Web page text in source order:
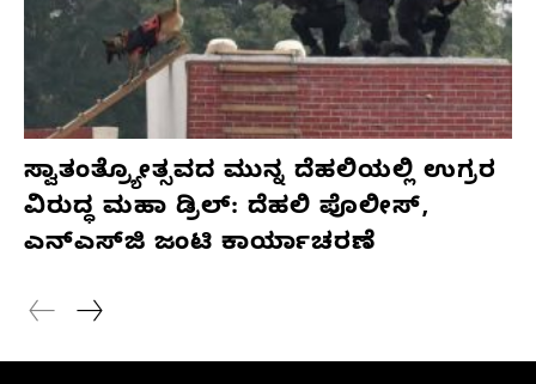
ಸ್ವಾತಂತ್ರ್ಯೋತ್ಸವದ ಮುನ್ನ ದೆಹಲಿಯಲ್ಲಿ ಉಗ್ರರ
ವಿರುದ್ಧ ಮಹಾ ಡ್ರಿಲ್: ದೆಹಲಿ ಪೊಲೀಸ್,
ಎನ್‌ಎಸ್‌ಜಿ ಜಂಟಿ ಕಾರ್ಯಾಚರಣೆ